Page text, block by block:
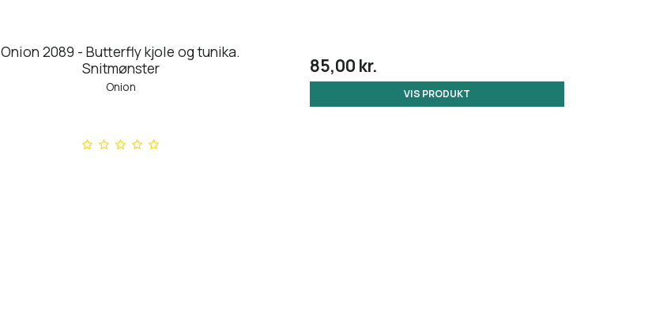
Onion 2089 - Butterfly kjole og tunika.
Snitmønster
Onion
85,00 kr.
VIS PRODUKT